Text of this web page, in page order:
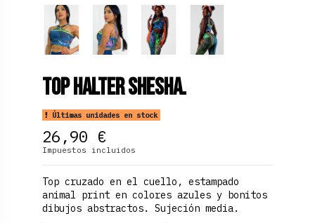
Top halter shesha.
Últimas unidades en stock
26,90 €
Impuestos incluidos
Top cruzado en el cuello, estampado
animal print en colores azules y bonitos
dibujos abstractos. Sujeción media.